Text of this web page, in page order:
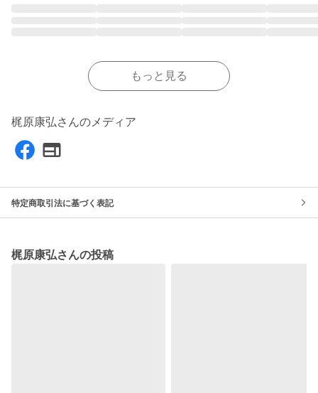
もっと見る
梶原康弘さんのメディア
特定商取引法に基づく表記
梶原康弘さんの投稿